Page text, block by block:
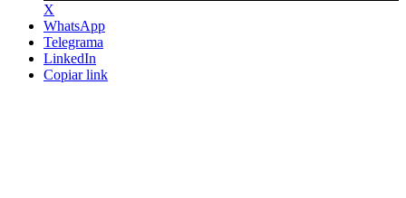
X
WhatsApp
Telegrama
LinkedIn
Copiar link